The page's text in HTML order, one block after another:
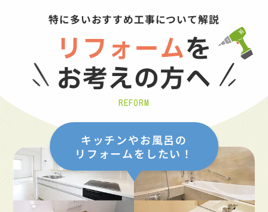
特に多いおすすめ工事について解説
リフォームを
お考えの方へ
REFORM
キッチンやお風呂の
リフォームをしたい！